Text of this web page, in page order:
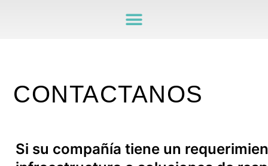
CONTACTANOS
Si su compañía tiene un